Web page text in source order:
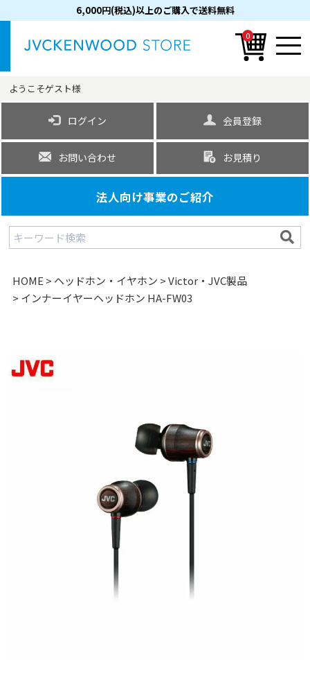
6,000円(税込)以上のご購入で送料無料
0
ようこそゲスト様
ログイン 会員登録
お問い合わせ お見積り
法人向け事業のご紹介
HOME ヘッドホン・イヤホン
Victor・JVC製品
インナーイヤーヘッドホン HA-FW03